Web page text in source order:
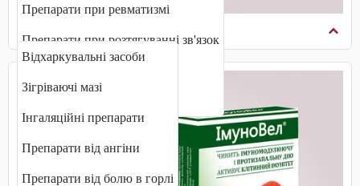
Препарати при ревматизмі
Препарати при розтягуванні зв'язок
Відхаркувальні засоби
Зігріваючі мазі
Інгаляційні препарати
Препарати від ангіни
Препарати від болю в горлі